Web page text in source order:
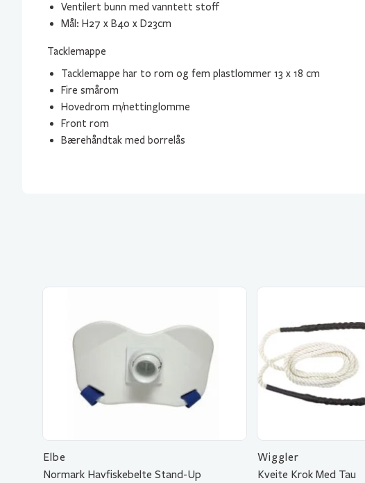
Ventilert bunn med vanntett stoff
Mål: H27 x B40 x D23cm
Tacklemappe
Tacklemappe har to rom og fem plastlommer 13 x 18 cm
Fire smårom
Hovedrom m/nettinglomme
Front rom
Bærehåndtak med borrelås
Elbe
Normark Havfiskebelte Stand-Up
Wiggler
Kveite Krok Med Tau